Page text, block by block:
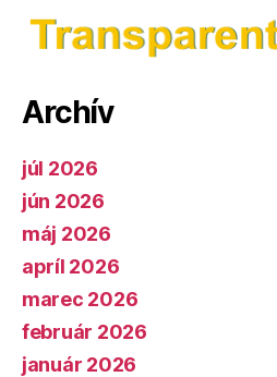
Archív
júl 2026
jún 2026
máj 2026
apríl 2026
marec 2026
február 2026
január 2026